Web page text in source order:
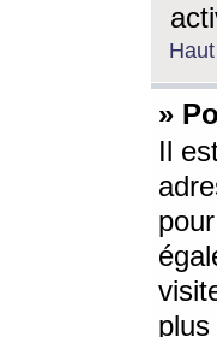
Haut
»
Il
plus